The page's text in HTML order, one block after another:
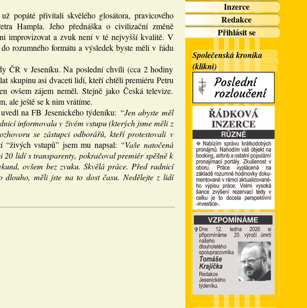
popáté přivítali skvělého glosátora, pravicového
Hampla. Jeho přednáška o civilizační změně
improvizovat a zvuk není v té nejvyšší kvalitě. V
rozumného formátu a výsledek byste měli v řádu
ČR v Jeseníku. Na poslední chvíli (cca 2 hodiny
skupinu asi dvaceti lidí, kteří chtěli premiéru Petru
ovšem zájem neměl. Stejně jako Česká televize.
ale ještě se k nim vrátíme.
na FB Jesenického týdeníku: “Jen abyste měl
informovala v živém vstupu (kterých jsme měli z
se zástupci odborářů, kteří protestovali v
“živých vstupů” jsem mu napsal: “Vaše natočená
lidí s transparenty, pokračoval premiér spěšně k
ovšem bez zvuku. Skvělá práce. Před radnicí
dlouho, měli jste na to dost času. Nedělejte z lidí
Inzerce
Redakce
Přihlásit se
Společenská kronika
(klikni)